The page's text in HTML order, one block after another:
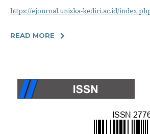
https://ejournal.uniska-kediri.ac.id/
READ MORE